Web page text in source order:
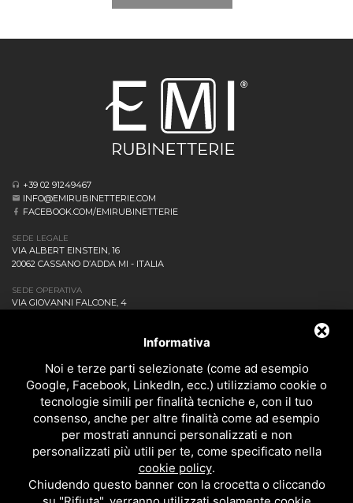
+39 02 91249467
INFO@EMIRUBINETTERIE.COM
FACEBOOK.COM/EMIRUBINETTERIE
SEDE LEGALE
VIA ALBERT EINSTEIN, 16
20062 CASSANO D’ADDA MI - ITALIA
SEDE OPERATIVA
VIA GIOVANNI FALCONE, 4
DOWNLOAD
CONTATTACI!
POLITICA DELLA QUALITÀ
PRIVACY
BAGNO
CUCINA
Informativa
Noi e terze parti selezionate (come ad esempio
Google, Facebook, LinkedIn, ecc.) utilizziamo cookie o
tecnologie simili per finalità tecniche e, con il tuo
consenso, anche per altre finalità come ad esempio
per mostrati annunci personalizzati e non
personalizzati più utili per te, come specificato nella
cookie policy.
Chiudendo questo banner con la crocetta o cliccando